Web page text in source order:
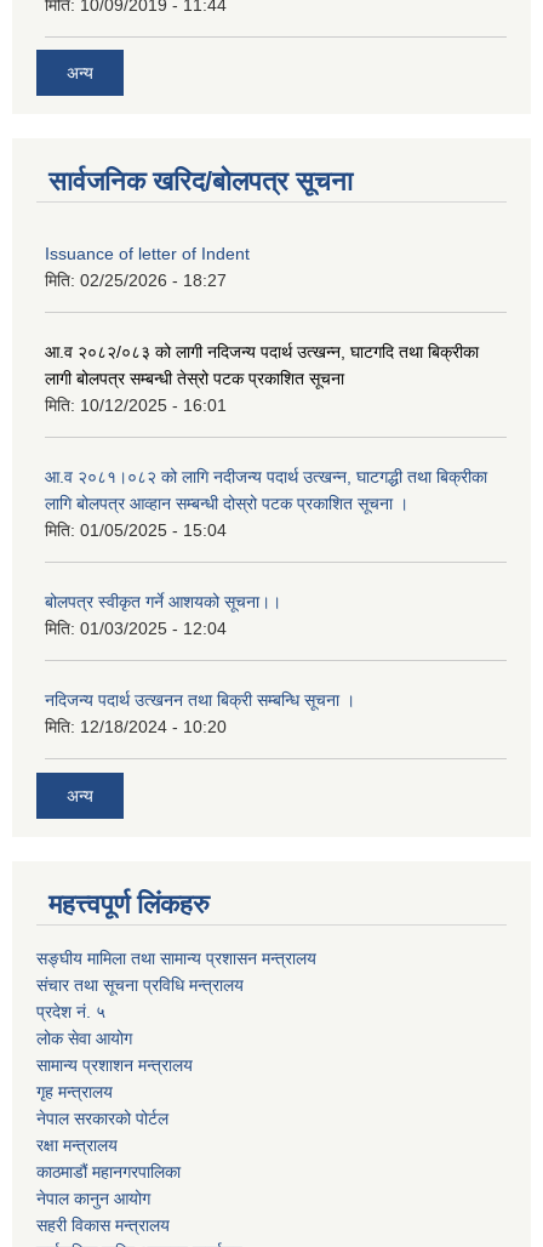
मिति: 10/09/2019 - 11:44
अन्य
सार्वजनिक खरिद/बोलपत्र सूचना
Issuance of letter of Indent
मिति: 02/25/2026 - 18:27
आ.व २०८२/०८३ को लागी नदिजन्य पदार्थ उत्खन्न, घाटगदि तथा बिक्रीका
लागी बोलपत्र सम्बन्धी तेस्रो पटक प्रकाशित सूचना
मिति: 10/12/2025 - 16:01
आ.व २०८१।०८२ को लागि नदीजन्य पदार्थ उत्खन्न, घाटगद्धी तथा बिक्रीका
लागि बोलपत्र आव्हान सम्बन्धी दोस्रो पटक प्रकाशित सूचना ।
मिति: 01/05/2025 - 15:04
बोलपत्र स्वीकृत गर्ने आशयको सूचना।।
मिति: 01/03/2025 - 12:04
नदिजन्य पदार्थ उत्खनन तथा बिक्री सम्बन्धि सूचना ।
मिति: 12/18/2024 - 10:20
अन्य
महत्त्वपूर्ण लिंकहरु
सङ्घीय मामिला तथा सामान्य प्रशासन मन्त्रालय
संचार तथा सूचना प्रविधि मन्त्रालय
प्रदेश नं. ५
लोक सेवा आयोग
सामान्य प्रशाशन मन्त्रालय
गृह मन्त्रालय
नेपाल सरकारको पोर्टल
रक्षा मन्त्रालय
काठमाडौं महानगरपालिका
नेपाल कानुन आयोग
सहरी विकास मन्त्रालय